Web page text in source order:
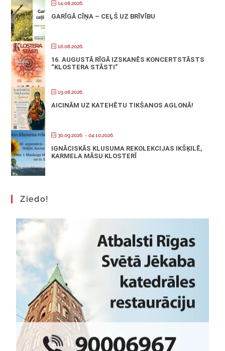
14.08.2026.
GARĪGĀ CĪŅA – CEĻŠ UZ BRĪVĪBU
16.08.2026.
16. AUGUSTĀ RĪGĀ IZSKANĒS KONCERTSTĀSTS
“KLOSTERA STĀSTI”
19.08.2026.
AICINĀM UZ KATEHĒTU TIKŠANOS AGLONĀ!
30.09.2026. - 04.10.2026.
IGNĀCISKĀS KLUSUMA REKOLEKCIJAS IKŠĶILĒ,
KARMELA MĀSU KLOSTERĪ
Ziedo!